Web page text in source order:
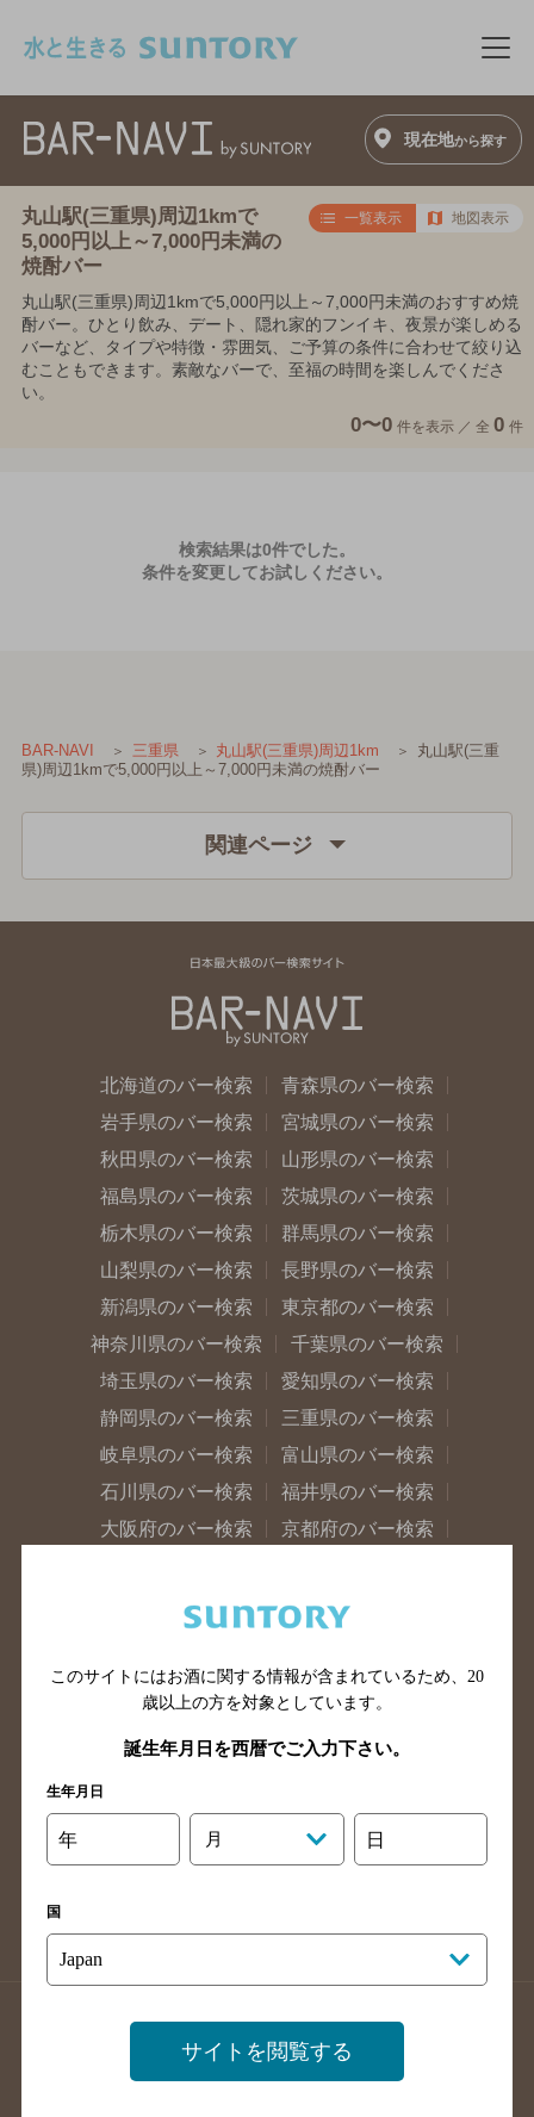
メ
現在地から探す
丸山駅(三重県)周辺1kmで
5,000円以上～7,000円未満の
焼酎バー
一覧表示 地図表示
丸山駅(三重県)周辺1kmで5,000円以上～7,000円未満のおすすめ焼
酎バー。ひとり飲み、デート、隠れ家的フンイキ、夜景が楽しめる
バーなど、タイプや特徴・雰囲気、ご予算の条件に合わせて絞り込
むこともできます。素敵なバーで、至福の時間を楽しんでくださ
い。
0〜0 件を表示 ／ 全 0 件
検索結果は0件でした。
条件を変更してお試しください。
BAR-NAVI 三重県 丸山駅(三重県)周辺1km
丸山駅(三重
県)周辺1kmで5,000円以上～7,000円未満の焼酎バー
関連ページ
北海道のバー検索
青森県のバー検索
岩手県のバー検索
宮城県のバー検索
秋田県のバー検索
山形県のバー検索
福島県のバー検索
茨城県のバー検索
栃木県のバー検索
群馬県のバー検索
山梨県のバー検索
長野県のバー検索
新潟県のバー検索
東京都のバー検索
神奈川県のバー検索
千葉県のバー検索
埼玉県のバー検索
愛知県のバー検索
静岡県のバー検索
三重県のバー検索
岐阜県のバー検索
富山県のバー検索
石川県のバー検索
福井県のバー検索
大阪府のバー検索
京都府のバー検索
滋賀県のバー検索
和歌山県のバー検索
山口県のバー検索
鳥取県のバー検索
島根県のバー検索
徳島県のバー検索
香川県のバー検索
愛媛県のバー検索
高知県のバー検索
長崎県のバー検索
佐賀県のバー検索
大分県のバー検索
熊本県のバー検索
沖縄県のバー検索
店舗登録方法のご案内
店舗情報更新方法のご案内
掲載店舗様ログイン
このサイトにはお酒に関する情報が含まれているため、 20
歳以上の方を対象としています。
誕生年月日を西暦でご入力下さい。
生年月日
年 月 日
国
サイトを閲覧する